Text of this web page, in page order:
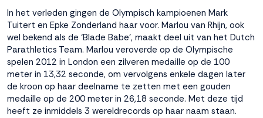
cookies. Kies je voor
Weigeren? Dan
plaatsen we alleen
functionele en
analytische cookies.
Accepteren
In het verleden gingen de Olympisch kampioenen Mark
Tuitert en Epke Zonderland haar voor. Marlou van Rhijn, ook
wel bekend als de ‘Blade Babe’, maakt deel uit van het Dutch
Parathletics Team. Marlou veroverde op de Olympische
spelen 2012 in London een zilveren medaille op de 100
meter in 13,32 seconde, om vervolgens enkele dagen later
de kroon op haar deelname te zetten met een gouden
medaille op de 200 meter in 26,18 seconde. Met deze tijd
heeft ze inmiddels 3 wereldrecords op haar naam staan.